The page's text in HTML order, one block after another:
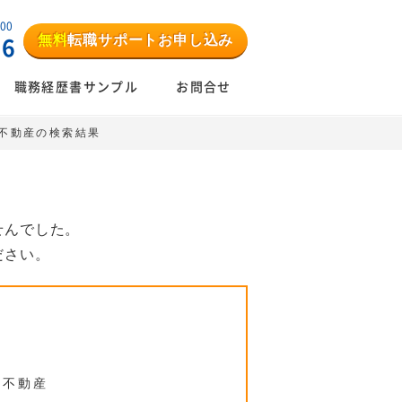
無料転職サポートお申し込み
職務経歴書サンプル お問合せ
動産の検索結果
でした。
い。
動産